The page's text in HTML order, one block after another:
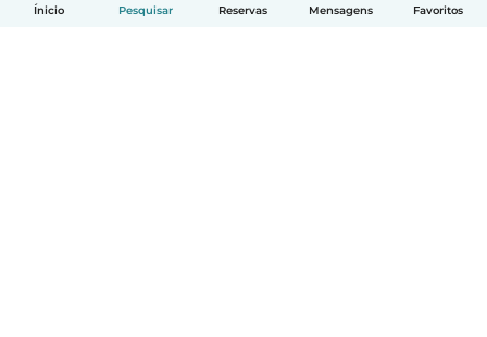
Ínicio Pesquisar Reservas Mensagens Favoritos